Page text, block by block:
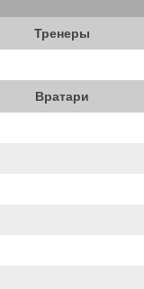
Тренеры
Вратари